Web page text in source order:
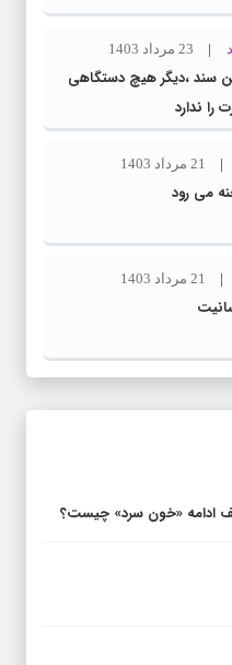
23 مرداد 1403
سند ،دیگر هیچ دستگاهی
را ندارد
21 مرداد 1403
می رود
21 مرداد 1403
ادامه «خون سرد» چیست؟